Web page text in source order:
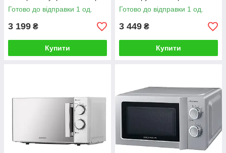
Готово до відправки 1 од.
3 199 ₴
Купити
Готово до відправки 1 од.
3 449 ₴
Купити